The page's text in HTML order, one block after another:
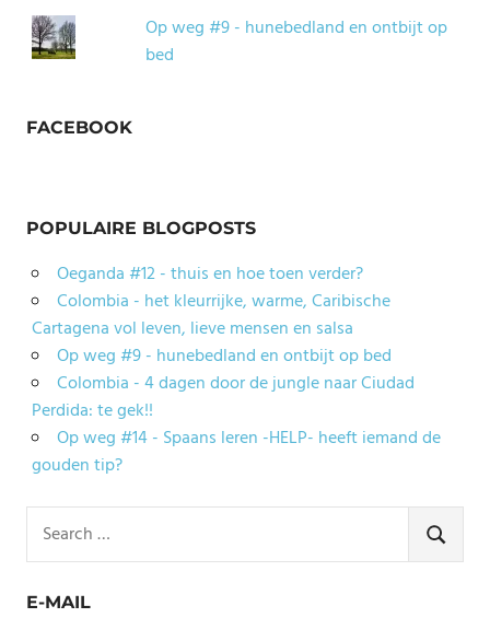
Op weg #9 - hunebedland en ontbijt op
bed
FACEBOOK
POPULAIRE BLOGPOSTS
Oeganda #12 - thuis en hoe toen verder?
Colombia - het kleurrijke, warme, Caribische
Cartagena vol leven, lieve mensen en salsa
Op weg #9 - hunebedland en ontbijt op bed
Colombia - 4 dagen door de jungle naar Ciudad
Perdida: te gek!!
Op weg #14 - Spaans leren -HELP- heeft iemand de
gouden tip?
for:
SEARCH
E-MAIL